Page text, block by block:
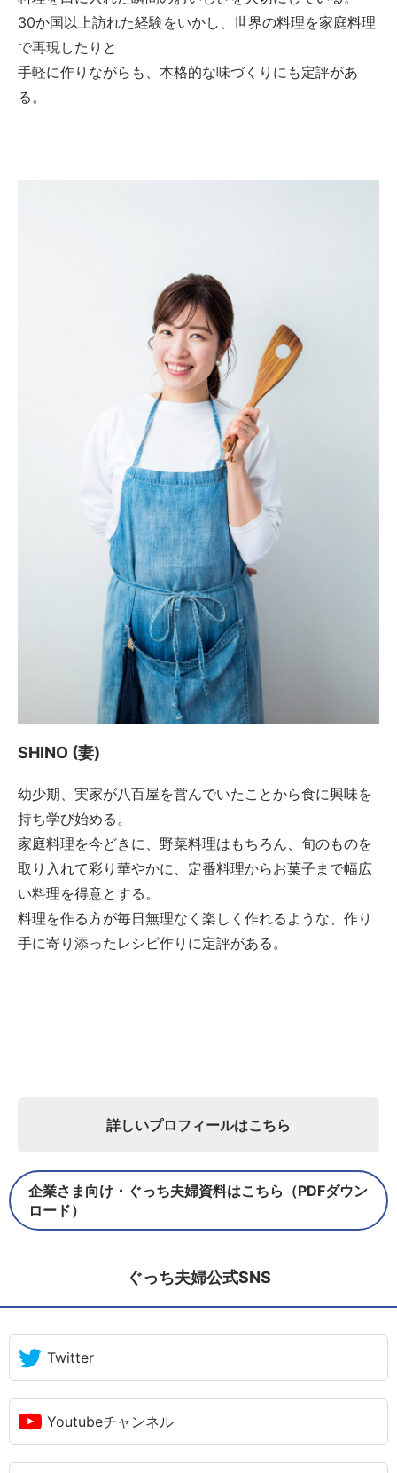
30か国以上訪れた経験をいかし、世界の料理を家庭料理
で再現したりと
手軽に作りながらも、本格的な味づくりにも定評があ
る。
SHINO (妻)
幼少期、実家が八百屋を営んでいたことから食に興味を
持ち学び始める。
家庭料理を今どきに、野菜料理はもちろん、旬のものを
取り入れて彩り華やかに、定番料理からお菓子まで幅広
い料理を得意とする。
料理を作る方が毎日無理なく楽しく作れるような、作り
手に寄り添ったレシピ作りに定評がある。
詳しいプロフィールはこちら
企業さま向け・ぐっち夫婦資料はこちら（PDFダウン
ロード）
ぐっち夫婦公式SNS
Twitter
Youtubeチャンネル